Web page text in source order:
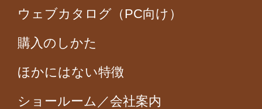
ウェブカタログ（PC向け）
購入のしかた
ほかにはない特徴
ショールーム／会社案内